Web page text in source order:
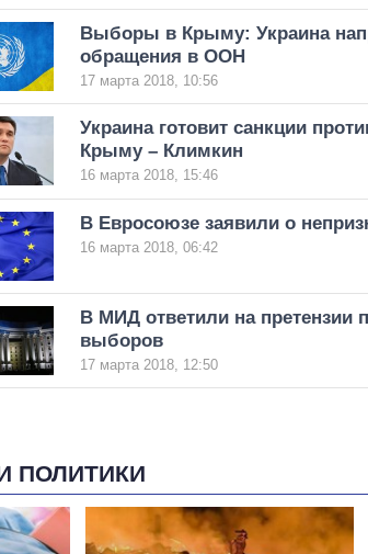
Выборы в Крыму: Украина
обращения в ООН
17 марта 2018, 10:56
Украина готовит санкции
Крыму – Климкин
16 марта 2018, 15:46
В Евросоюзе заявили о
16 марта 2018, 06:42
В МИД ответили на претензии
выборов
17 марта 2018, 12:50
ПОЛИТИКИ